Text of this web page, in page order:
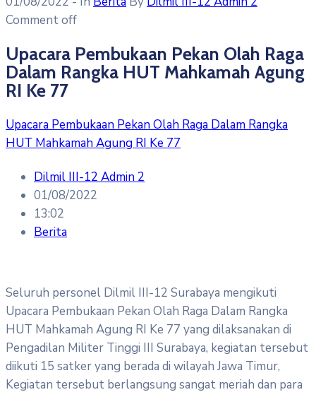
Comment off
Upacara Pembukaan Pekan Olah Raga
Dalam Rangka HUT Mahkamah Agung
RI Ke 77
Upacara Pembukaan Pekan Olah Raga Dalam Rangka
HUT Mahkamah Agung RI Ke 77
Dilmil III-12 Admin 2
01/08/2022
13:02
Berita
Seluruh personel Dilmil III-12 Surabaya mengikuti
Upacara Pembukaan Pekan Olah Raga Dalam Rangka
HUT Mahkamah Agung RI Ke 77 yang dilaksanakan di
Pengadilan Militer Tinggi III Surabaya, kegiatan tersebut
diikuti 15 satker yang berada di wilayah Jawa Timur,
Kegiatan tersebut berlangsung sangat meriah dan para